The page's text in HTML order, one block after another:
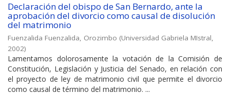
Declaración del obispo de San Bernardo, ante la
aprobación del divorcio como causal de disolución
del matrimonio
Fuenzalida Fuenzalida, Orozimbo (Universidad Gabriela MIstral,
2002)
Lamentamos dolorosamente la votación de la Comisión de
Constitución, Legislación y Justicia del Senado, en relación con
el proyecto de ley de matrimonio civil que permite el divorcio
como causal de término del matrimonio. ...